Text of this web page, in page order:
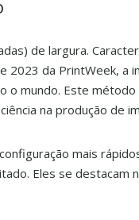
de largura.
2023 da PrintWeek, a
o mundo. Este método
na produção de
mais
Eles se destacam